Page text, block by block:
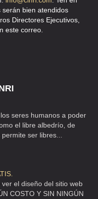
bien atendidos
Directores Ejecutivos,
este correo.
seres humanos a poder
el libre albedrío, de
ser libres...
el diseño del sitio web
COSTO Y SIN NINGÚN